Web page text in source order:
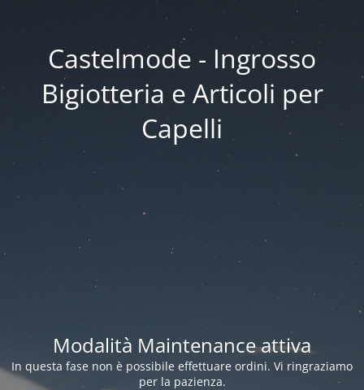
Castelmode - Ingrosso
Bigiotteria e Articoli per
Capelli
Modalità Maintenance attiva
In questa fase non è possibile effettuare ordini. Vi ringraziamo
per la pazienza.